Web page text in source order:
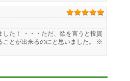
た！ ・・・ただ、欲を言うと投資
ことが出来るのにと思いました。 ※